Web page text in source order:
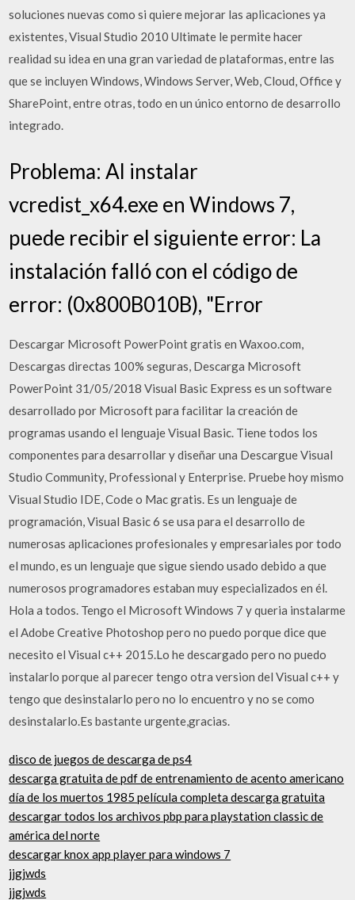
soluciones nuevas como si quiere mejorar las aplicaciones ya
existentes, Visual Studio 2010 Ultimate le permite hacer
realidad su idea en una gran variedad de plataformas, entre las
que se incluyen Windows, Windows Server, Web, Cloud, Office y
SharePoint, entre otras, todo en un único entorno de desarrollo
integrado.
Problema: Al instalar
vcredist_x64.exe en Windows 7,
puede recibir el siguiente error: La
instalación falló con el código de
error: (0x800B010B), "Error
Descargar Microsoft PowerPoint gratis en Waxoo.com,
Descargas directas 100% seguras, Descarga Microsoft
PowerPoint 31/05/2018 Visual Basic Express es un software
desarrollado por Microsoft para facilitar la creación de
programas usando el lenguaje Visual Basic. Tiene todos los
componentes para desarrollar y diseñar una Descargue Visual
Studio Community, Professional y Enterprise. Pruebe hoy mismo
Visual Studio IDE, Code o Mac gratis. Es un lenguaje de
programación, Visual Basic 6 se usa para el desarrollo de
numerosas aplicaciones profesionales y empresariales por todo
el mundo, es un lenguaje que sigue siendo usado debido a que
numerosos programadores estaban muy especializados en él.
Hola a todos. Tengo el Microsoft Windows 7 y queria instalarme
el Adobe Creative Photoshop pero no puedo porque dice que
necesito el Visual c++ 2015.Lo he descargado pero no puedo
instalarlo porque al parecer tengo otra version del Visual c++ y
tengo que desinstalarlo pero no lo encuentro y no se como
desinstalarlo.Es bastante urgente,gracias.
disco de juegos de descarga de ps4
descarga gratuita de pdf de entrenamiento de acento americano
día de los muertos 1985 película completa descarga gratuita
descargar todos los archivos pbp para playstation classic de
américa del norte
descargar knox app player para windows 7
jjgjwds
jjgjwds